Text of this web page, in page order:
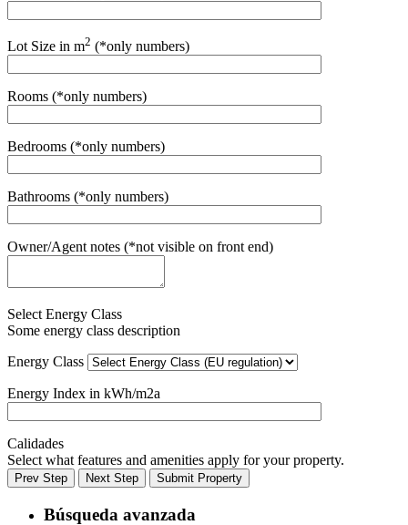
Lot Size in m2 (*only numbers)
Rooms (*only numbers)
Bedrooms (*only numbers)
Bathrooms (*only numbers)
Owner/Agent notes (*not visible on front end)
Select Energy Class
Some energy class description
Energy Class
Energy Index in kWh/m2a
Calidades
Select what features and amenities apply for your property.
Prev Step Next Step Submit Property
Búsqueda avanzada